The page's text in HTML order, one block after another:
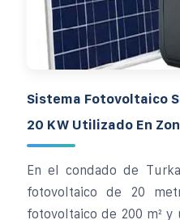
Sistema Fotovoltaico
20 KW Utilizado En
En el condado de
fotovoltaico de 20
fotovoltaico de 200 m²